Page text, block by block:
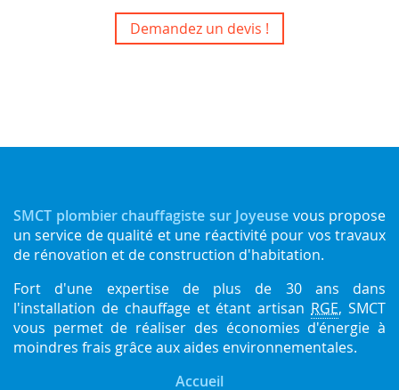
Demandez un devis !
SMCT plombier chauffagiste sur Joyeuse vous propose
un service de qualité et une réactivité pour vos travaux
de rénovation et de construction d'habitation.
Fort d'une expertise de plus de 30 ans dans
l'installation de chauffage et étant artisan RGE, SMCT
vous permet de réaliser des économies d'énergie à
moindres frais grâce aux aides environnementales.
Accueil